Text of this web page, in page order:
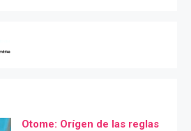
Otome: Orígen de las reglas